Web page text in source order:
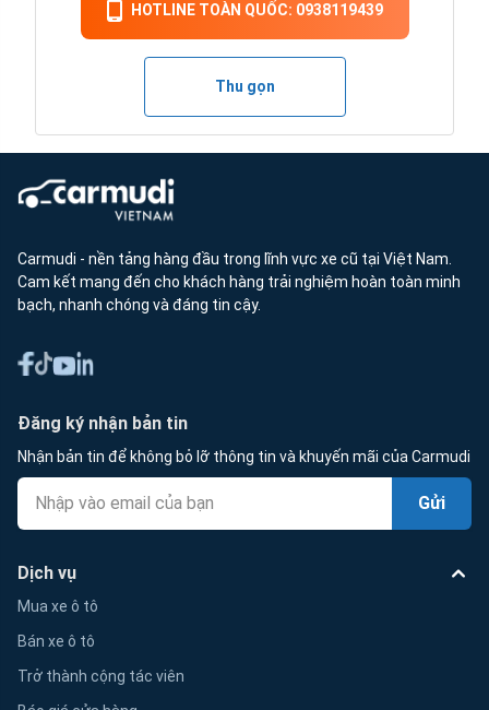
HOTLINE TOÀN QUỐC: 0938119439
Thu gọn
Carmudi - nền tảng hàng đầu trong lĩnh vực xe cũ tại Việt Nam.
Cam kết mang đến cho khách hàng trải nghiệm hoàn toàn minh
bạch, nhanh chóng và đáng tin cậy.
Đăng ký nhận bản tin
Nhận bản tin để không bỏ lỡ thông tin và khuyến mãi của Carmudi
Gửi
Dịch vụ
Mua xe ô tô
Bán xe ô tô
Trở thành cộng tác viên